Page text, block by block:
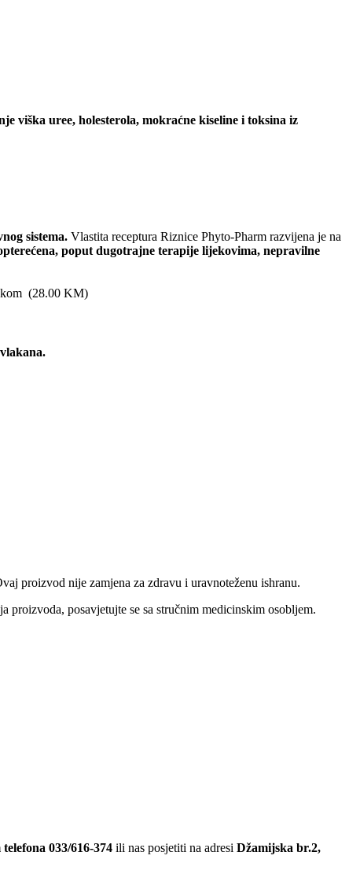
viška uree, holesterola, mokraćne kiseline i toksina iz
sistema. Vlastita receptura Riznice Phyto-Pharm razvijena je na
poput dugotrajne terapije lijekovima, nepravilne
(28.00 KM)
proizvod nije zamjena za zdravu i uravnoteženu ishranu.
proizvoda, posavjetujte se sa stručnim medicinskim osobljem.
033/616-374 ili nas posjetiti na adresi Džamijska br.2,